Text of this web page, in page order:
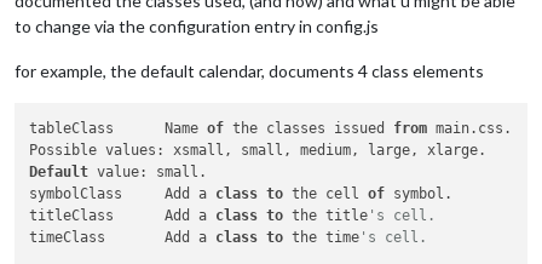
to change via the configuration entry in config.js
for example, the default calendar, documents 4 class elements
tableClass	Name of the classes issued from main.css.
Default value: small.
symbolClass	Add a class to the cell of symbol.
titleClass	Add a class to the title 's cell.
timeClass	Add a class to the time 's cell.